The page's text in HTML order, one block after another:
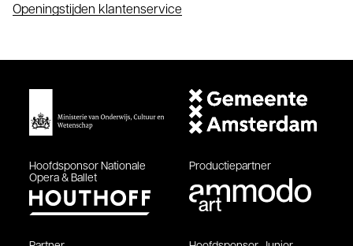
Openingstijden klantenservice
Hoofdsponsor Nationale
Opera & Ballet
Productiepartner